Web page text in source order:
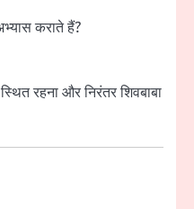
कराते हैं?
रहना और निरंतर शिवबाबा